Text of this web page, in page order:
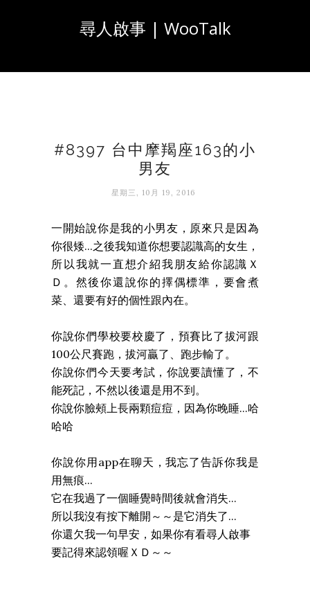
尋人啟事 | WooTalk
#8397 台中摩羯座163的小
男友
星期三, 10月 19, 2016
一開始說你是我的小男友，原來只是因為
你很矮...之後我知道你想要認識高的女生，
所以我就一直想介紹我朋友給你認識Ｘ
Ｄ。然後你還說你的擇偶標準，要會煮
菜、還要有好的個性跟內在。
你說你們學校要校慶了，預賽比了拔河跟
100公尺賽跑，拔河贏了、跑步輸了。
你說你們今天要考試，你說要讀懂了，不
能死記，不然以後還是用不到。
你說你臉頰上長兩顆痘痘，因為你晚睡...哈
哈哈
你說你用app在聊天，我忘了告訴你我是
用無痕...
它在我過了一個睡覺時間後就會消失...
所以我沒有按下離開～～是它消失了...
你還欠我一句早安，如果你有看尋人啟事
要記得來認領喔ＸＤ～～